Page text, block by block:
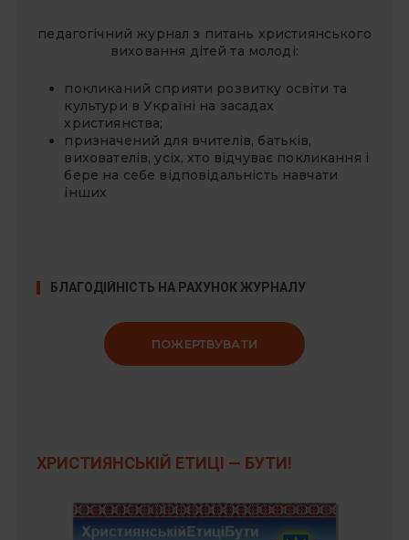
педагогічний журнал з питань християнського
виховання дітей та молоді:
покликаний сприяти розвитку освіти та
культури в Україні на засадах
християнства;
призначений для вчителів, батьків,
вихователів, усіх, хто відчуває покликання і
бере на себе відповідальність навчати
інших
БЛАГОДІЙНІСТЬ НА РАХУНОК ЖУРНАЛУ
ПОЖЕРТВУВАТИ
ХРИСТИЯНСЬКІЙ ЕТИЦІ — БУТИ!